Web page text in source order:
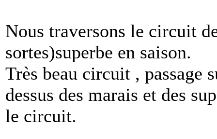
Nous traversons le circuit
sortes)superbe en saison.
Très beau circuit , passage
dessus des marais et des
le circuit.